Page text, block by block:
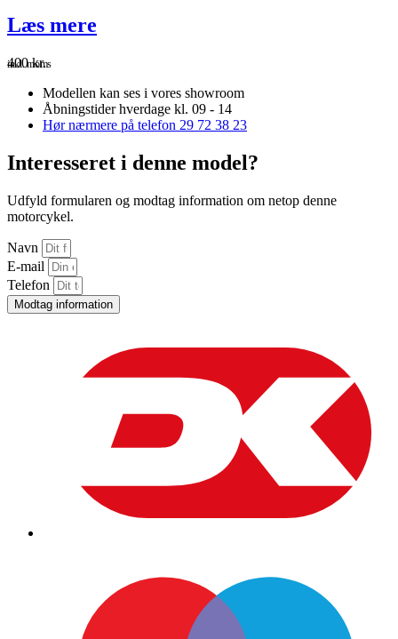
Læs mere
400kr.
inkl. moms
Modellen kan ses i vores showroom
Åbningstider hverdage kl. 09 - 14
Hør nærmere på telefon 29 72 38 23
Interesseret i denne model?
Udfyld formularen og modtag information om netop denne
motorcykel.
Navn
E-mail
Telefon
Modtag information